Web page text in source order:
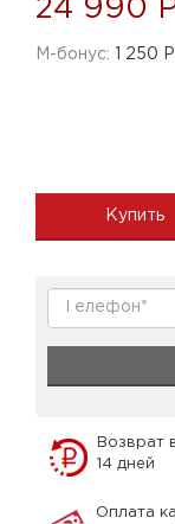
24 990
M-бонус: 1 250 Р
Купить
Возврат
14 дней
Оплата